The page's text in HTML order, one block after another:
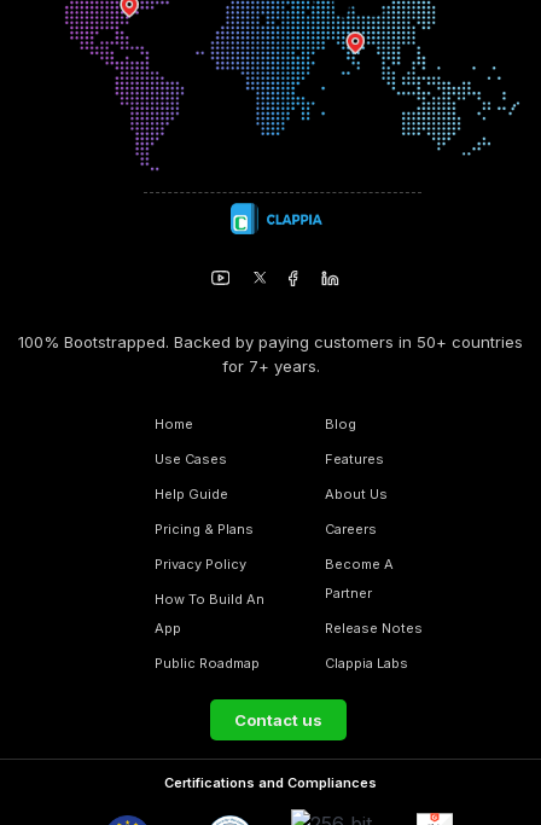
100% Bootstrapped. Backed by paying customers in 50+ countries
for 7+ years.
Home
Use Cases
Help Guide
Pricing & Plans
Privacy Policy
How To Build An
App
Public Roadmap
Blog
Features
About Us
Careers
Become A
Partner
Release Notes
Clappia Labs
Contact us
Certifications and Compliances